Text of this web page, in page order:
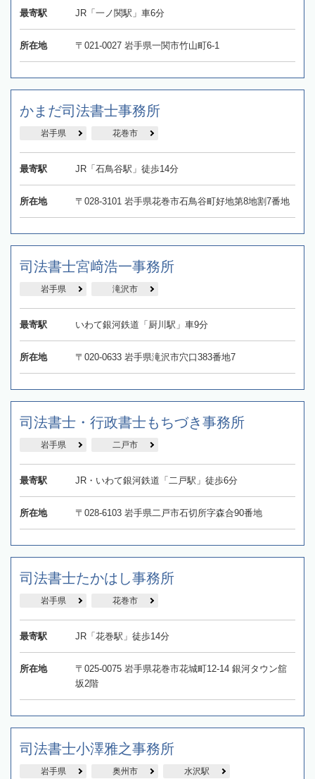
最寄駅 JR「一ノ関駅」車6分
所在地 〒021-0027 岩手県一関市竹山町6-1
かまだ司法書士事務所
岩手県 花巻市
最寄駅 JR「石鳥谷駅」徒歩14分
所在地 〒028-3101 岩手県花巻市石鳥谷町好地第8地割7番地
司法書士宮﨑浩一事務所
岩手県 滝沢市
最寄駅 いわて銀河鉄道「厨川駅」車9分
所在地 〒020-0633 岩手県滝沢市穴口383番地7
司法書士・行政書士もちづき事務所
岩手県 二戸市
最寄駅 JR・いわて銀河鉄道「二戸駅」徒歩6分
所在地 〒028-6103 岩手県二戸市石切所字森合90番地
司法書士たかはし事務所
岩手県 花巻市
最寄駅 JR「花巻駅」徒歩14分
所在地
〒025-0075 岩手県花巻市花城町12‐14 銀河タウン舘
坂2階
司法書士小澤雅之事務所
岩手県 奥州市 水沢駅